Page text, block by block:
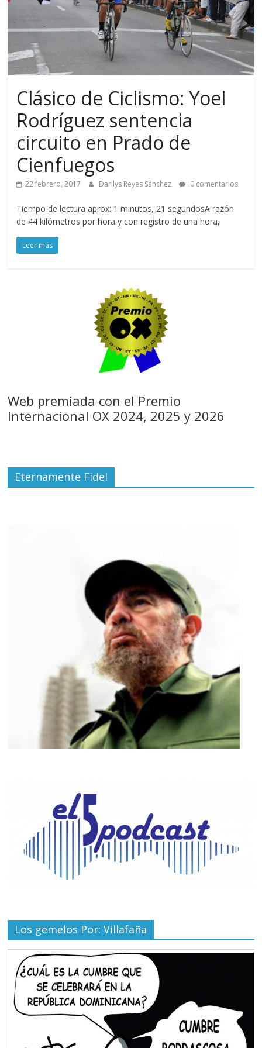
Clásico de Ciclismo: Yoel
Rodríguez sentencia
circuito en Prado de
Cienfuegos
22 febrero, 2017 Darilys Reyes Sánchez 0 comentarios
Tiempo de lectura aprox: 1 minutos, 21 segundosA razón
de 44 kilómetros por hora y con registro de una hora,
Leer más
Web premiada con el Premio
Internacional OX 2024, 2025 y 2026
Eternamente Fidel
Los gemelos Por: Villafaña